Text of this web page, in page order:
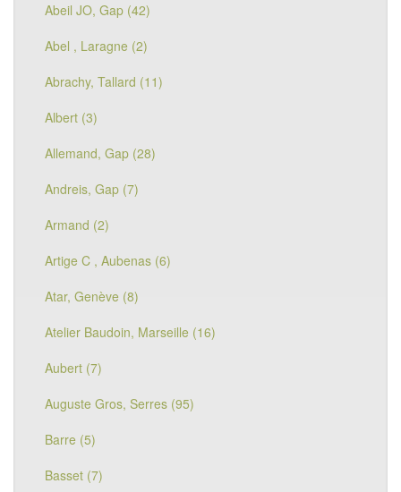
Abeil JO, Gap (42)
Abel , Laragne (2)
Abrachy, Tallard (11)
Albert (3)
Allemand, Gap (28)
Andreis, Gap (7)
Armand (2)
Artige C , Aubenas (6)
Atar, Genève (8)
Atelier Baudoin, Marseille (16)
Aubert (7)
Auguste Gros, Serres (95)
Barre (5)
Basset (7)